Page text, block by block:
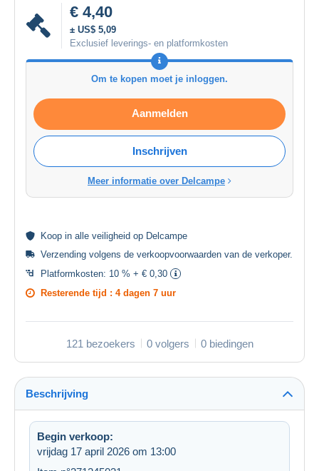
€ 4,40
± US$ 5,09
Exclusief leverings- en platformkosten
Om te kopen moet je inloggen.
Aanmelden
Inschrijven
Meer informatie over Delcampe
Koop in alle veiligheid op Delcampe
Verzending volgens de verkoopvoorwaarden van de verkoper.
Platformkosten: 10 % + € 0,30
Resterende tijd : 4 dagen 7 uur
121 bezoekers 0 volgers 0 biedingen
Beschrijving
Begin verkoop:
vrijdag 17 april 2026 om 13:00